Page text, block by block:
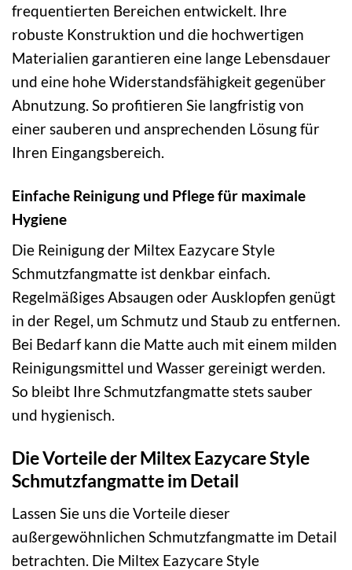
frequentierten Bereichen entwickelt. Ihre
robuste Konstruktion und die hochwertigen
Materialien garantieren eine lange Lebensdauer
und eine hohe Widerstandsfähigkeit gegenüber
Abnutzung. So profitieren Sie langfristig von
einer sauberen und ansprechenden Lösung für
Ihren Eingangsbereich.
Einfache Reinigung und Pflege für maximale
Hygiene
Die Reinigung der Miltex Eazycare Style
Schmutzfangmatte ist denkbar einfach.
Regelmäßiges Absaugen oder Ausklopfen genügt
in der Regel, um Schmutz und Staub zu entfernen.
Bei Bedarf kann die Matte auch mit einem milden
Reinigungsmittel und Wasser gereinigt werden.
So bleibt Ihre Schmutzfangmatte stets sauber
und hygienisch.
Die Vorteile der Miltex Eazycare Style
Schmutzfangmatte im Detail
Lassen Sie uns die Vorteile dieser
außergewöhnlichen Schmutzfangmatte im Detail
betrachten. Die Miltex Eazycare Style